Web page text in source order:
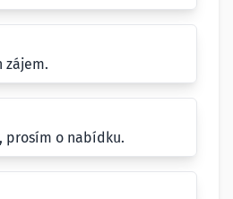
zájem.
prosím o nabídku.